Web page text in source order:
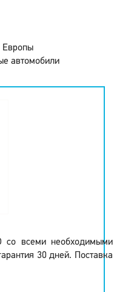
Европы
автомобили
со всеми необходимыми
30 дней. Поставка